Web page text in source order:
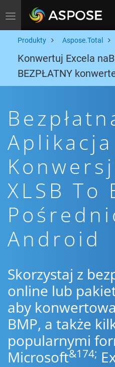
Toggle navigation
Produkty Aspose.Total
Konwertuj Excela
BEZPŁATNY
XLSB To
Android
Skorzystaj z
online lub
aby
BMP, a także
popularnymi
Microsoft&174;